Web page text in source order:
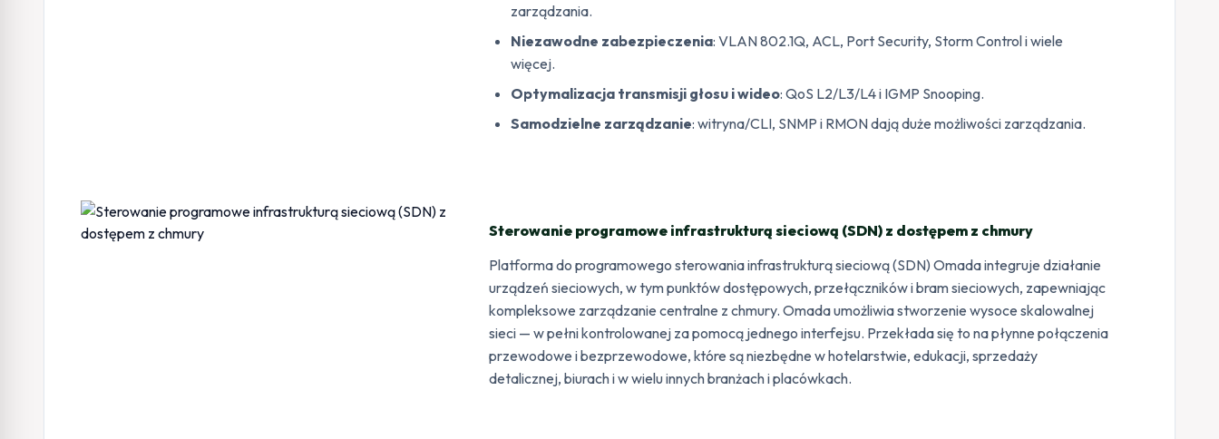
zarządzania.
Niezawodne zabezpieczenia: VLAN 802.1Q, ACL, Port Security, Storm Control i wiele
więcej.
Optymalizacja transmisji głosu i wideo: QoS L2/L3/L4 i IGMP Snooping.
Samodzielne zarządzanie: witryna/CLI, SNMP i RMON dają duże możliwości zarządzania.
Sterowanie programowe infrastrukturą sieciową (SDN) z dostępem z chmury
Platforma do programowego sterowania infrastrukturą sieciową (SDN) Omada integruje działanie
urządzeń sieciowych, w tym punktów dostępowych, przełączników i bram sieciowych, zapewniając
kompleksowe zarządzanie centralne z chmury. Omada umożliwia stworzenie wysoce skalowalnej
sieci — w pełni kontrolowanej za pomocą jednego interfejsu. Przekłada się to na płynne połączenia
przewodowe i bezprzewodowe, które są niezbędne w hotelarstwie, edukacji, sprzedaży
detalicznej, biurach i w wielu innych branżach i placówkach.